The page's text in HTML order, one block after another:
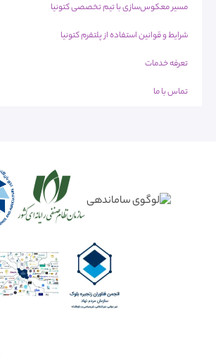
مسیر معکوس‌سازی با تیم تخصصی کتونیا
شرایط و قوانین استفاده از پلتفرم کتونیا
تعرفه خدمات
تماس با ما